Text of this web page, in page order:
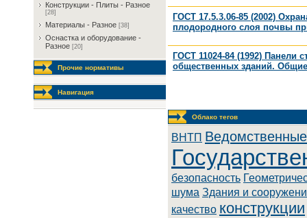
Конструкции - Плиты - Разное
[28]
Материалы - Разное [38]
Ocнacткa и oбopудoвaниe -
Разное [20]
Прочие нормативы
Навигация
ГОСТ 17.5.3.06-85 (2002)
плодородного слоя почвы
ГОСТ 11024-84 (1992) Панели
общественных зданий.
Облако тегов
BHTП
безопасность
шума Здания и
качество конструкции